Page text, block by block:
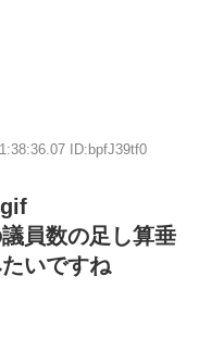
ID:bpfJ39tf0
員数の足し算垂
いですね